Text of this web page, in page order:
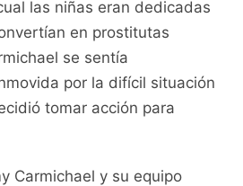
las niñas eran dedicadas
en prostitutas
se sentía
por la difícil situación
tomar acción para
Carmichael y su equipo